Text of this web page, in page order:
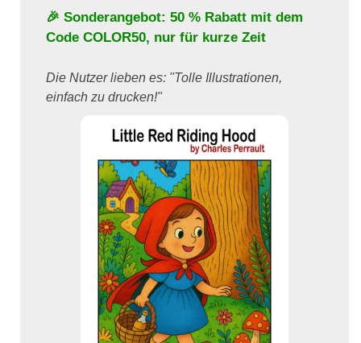
🎉 Sonderangebot: 50 % Rabatt mit dem
Code COLOR50, nur für kurze Zeit
Die Nutzer lieben es: "Tolle Illustrationen,
einfach zu drucken!"